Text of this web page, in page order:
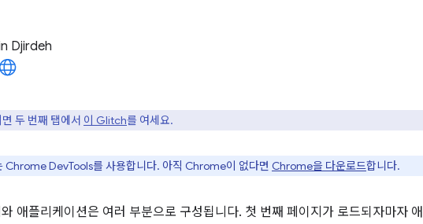
Djirdeh
두 번째 탭에서 이 Glitch를 여세요.
Chrome DevTools를 사용합니다. 아직 Chrome이 없다면 Chrome을 다운로드합니다.
애플리케이션은 여러 부분으로 구성됩니다. 첫 번째 페이지가 로드되자마자